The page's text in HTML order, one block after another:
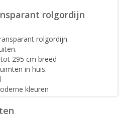
rolgordijn
rolgordijn.
295 cm breed
in huis.
kleuren
breking